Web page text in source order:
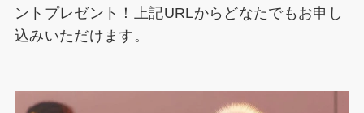
ントプレゼント！上記URLからどなたでもお申し
込みいただけます。